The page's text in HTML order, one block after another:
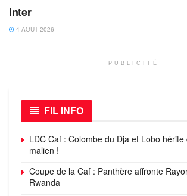
Inter
4 AOÛT 2026
PUBLICITÉ
FIL INFO
LDC Caf : Colombe du Dja et Lobo hérite
malien !
Coupe de la Caf : Panthère affronte
Rwanda